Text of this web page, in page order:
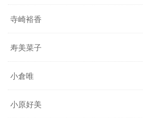
寺崎裕香
寿美菜子
小倉唯
小原好美